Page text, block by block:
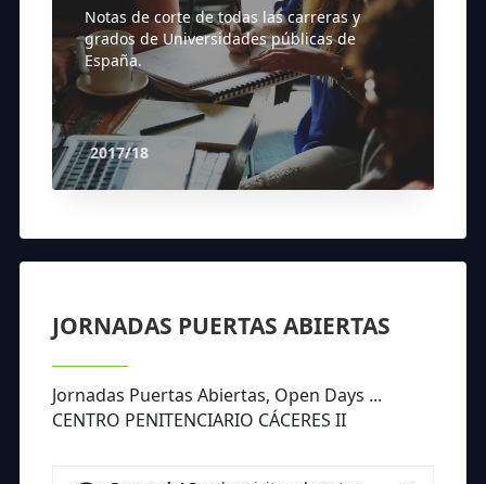
Notas de corte de todas las carreras y
grados de Universidades públicas de
España.
2017/18
JORNADAS PUERTAS ABIERTAS
Jornadas Puertas Abiertas, Open Days ...
CENTRO PENITENCIARIO CÁCERES II